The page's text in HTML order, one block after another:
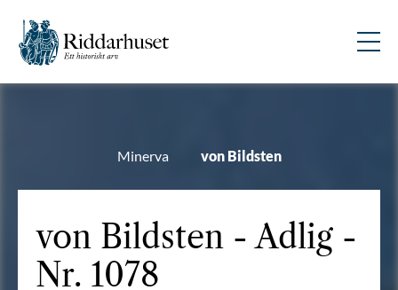
Minerva von Bildsten
von Bildsten - Adlig -
Nr. 1078